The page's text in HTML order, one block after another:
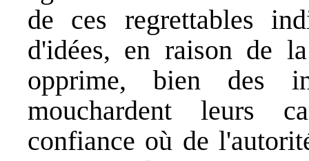
de ces regrettables
d'idées, en raison de
opprime, bien des
mouchardent leurs
confiance où de